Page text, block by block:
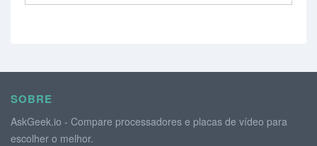
SOBRE
AskGeek.io - Compare processadores e placas de vídeo para
escolher o melhor.